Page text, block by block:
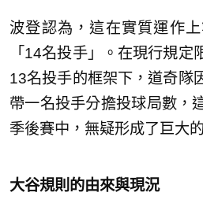
波登認為，這在實質運作
「14名投手」。在現行規定
13名投手的框架下，道奇隊
帶一名投手分擔投球局數，
季後賽中，無疑形成了巨大
大谷規則的由來與現況